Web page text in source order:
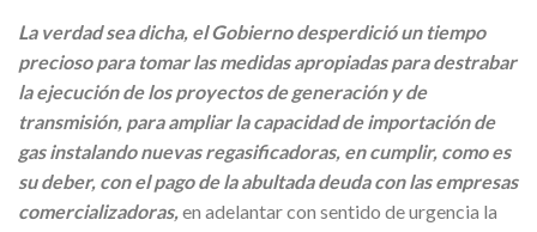
La verdad sea dicha, el Gobierno desperdició un tiempo
precioso para tomar las medidas apropiadas para destrabar
la ejecución de los proyectos de generación y de
transmisión, para ampliar la capacidad de importación de
gas instalando nuevas regasificadoras, en cumplir, como es
su deber, con el pago de la abultada deuda con las empresas
comercializadoras,en adelantar con sentido de urgencia la